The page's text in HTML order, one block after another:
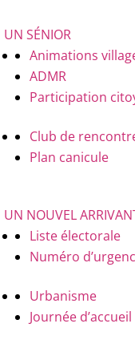
UN SÉNIOR
Animations
ADMR
Participation
Club de
Plan canicule
UN NOUVEL
Liste électorale
Numéro
Urbanisme
Journée